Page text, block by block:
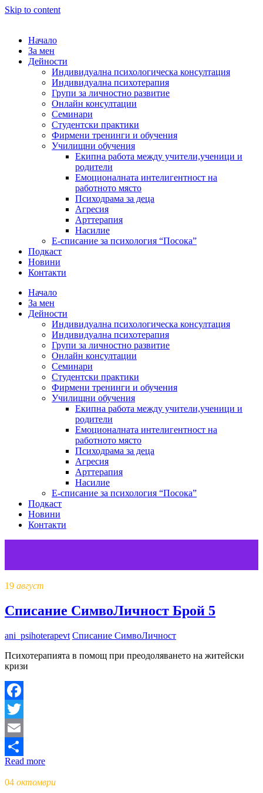
Skip to content
Начало
За мен
Дейности
Индивидуална психологическа консултация
Индивидуална психотерапия
Групи за личностно развитие
Онлайн консултации
Семинари
Студентски практики
Фирмени тренинги и обучения
Училищни обучения
Екипна работа между учители,ученици и
родители
Емоционалната интелигентност на
работното място
Психодрама за деца
Агресия
Арттерапия
Насилие
Е-списание за психология “Посока”
Подкаст
Новини
Контакти
Начало
За мен
Дейности
Индивидуална психологическа консултация
Индивидуална психотерапия
Групи за личностно развитие
Онлайн консултации
Семинари
Студентски практики
Фирмени тренинги и обучения
Училищни обучения
Екипна работа между учители,ученици и
родители
Емоционалната интелигентност на
работното място
Психодрама за деца
Агресия
Арттерапия
Насилие
Е-списание за психология “Посока”
Подкаст
Новини
Контакти
19 август
Списание СимвоЛичност Брой 5
ani_psihoterapevt Списание СимвоЛичност
Психотерапията в помощ при преодоляването на житейски
кризи
Facebook
Twitter
Email
Share
Read more
04 октомври